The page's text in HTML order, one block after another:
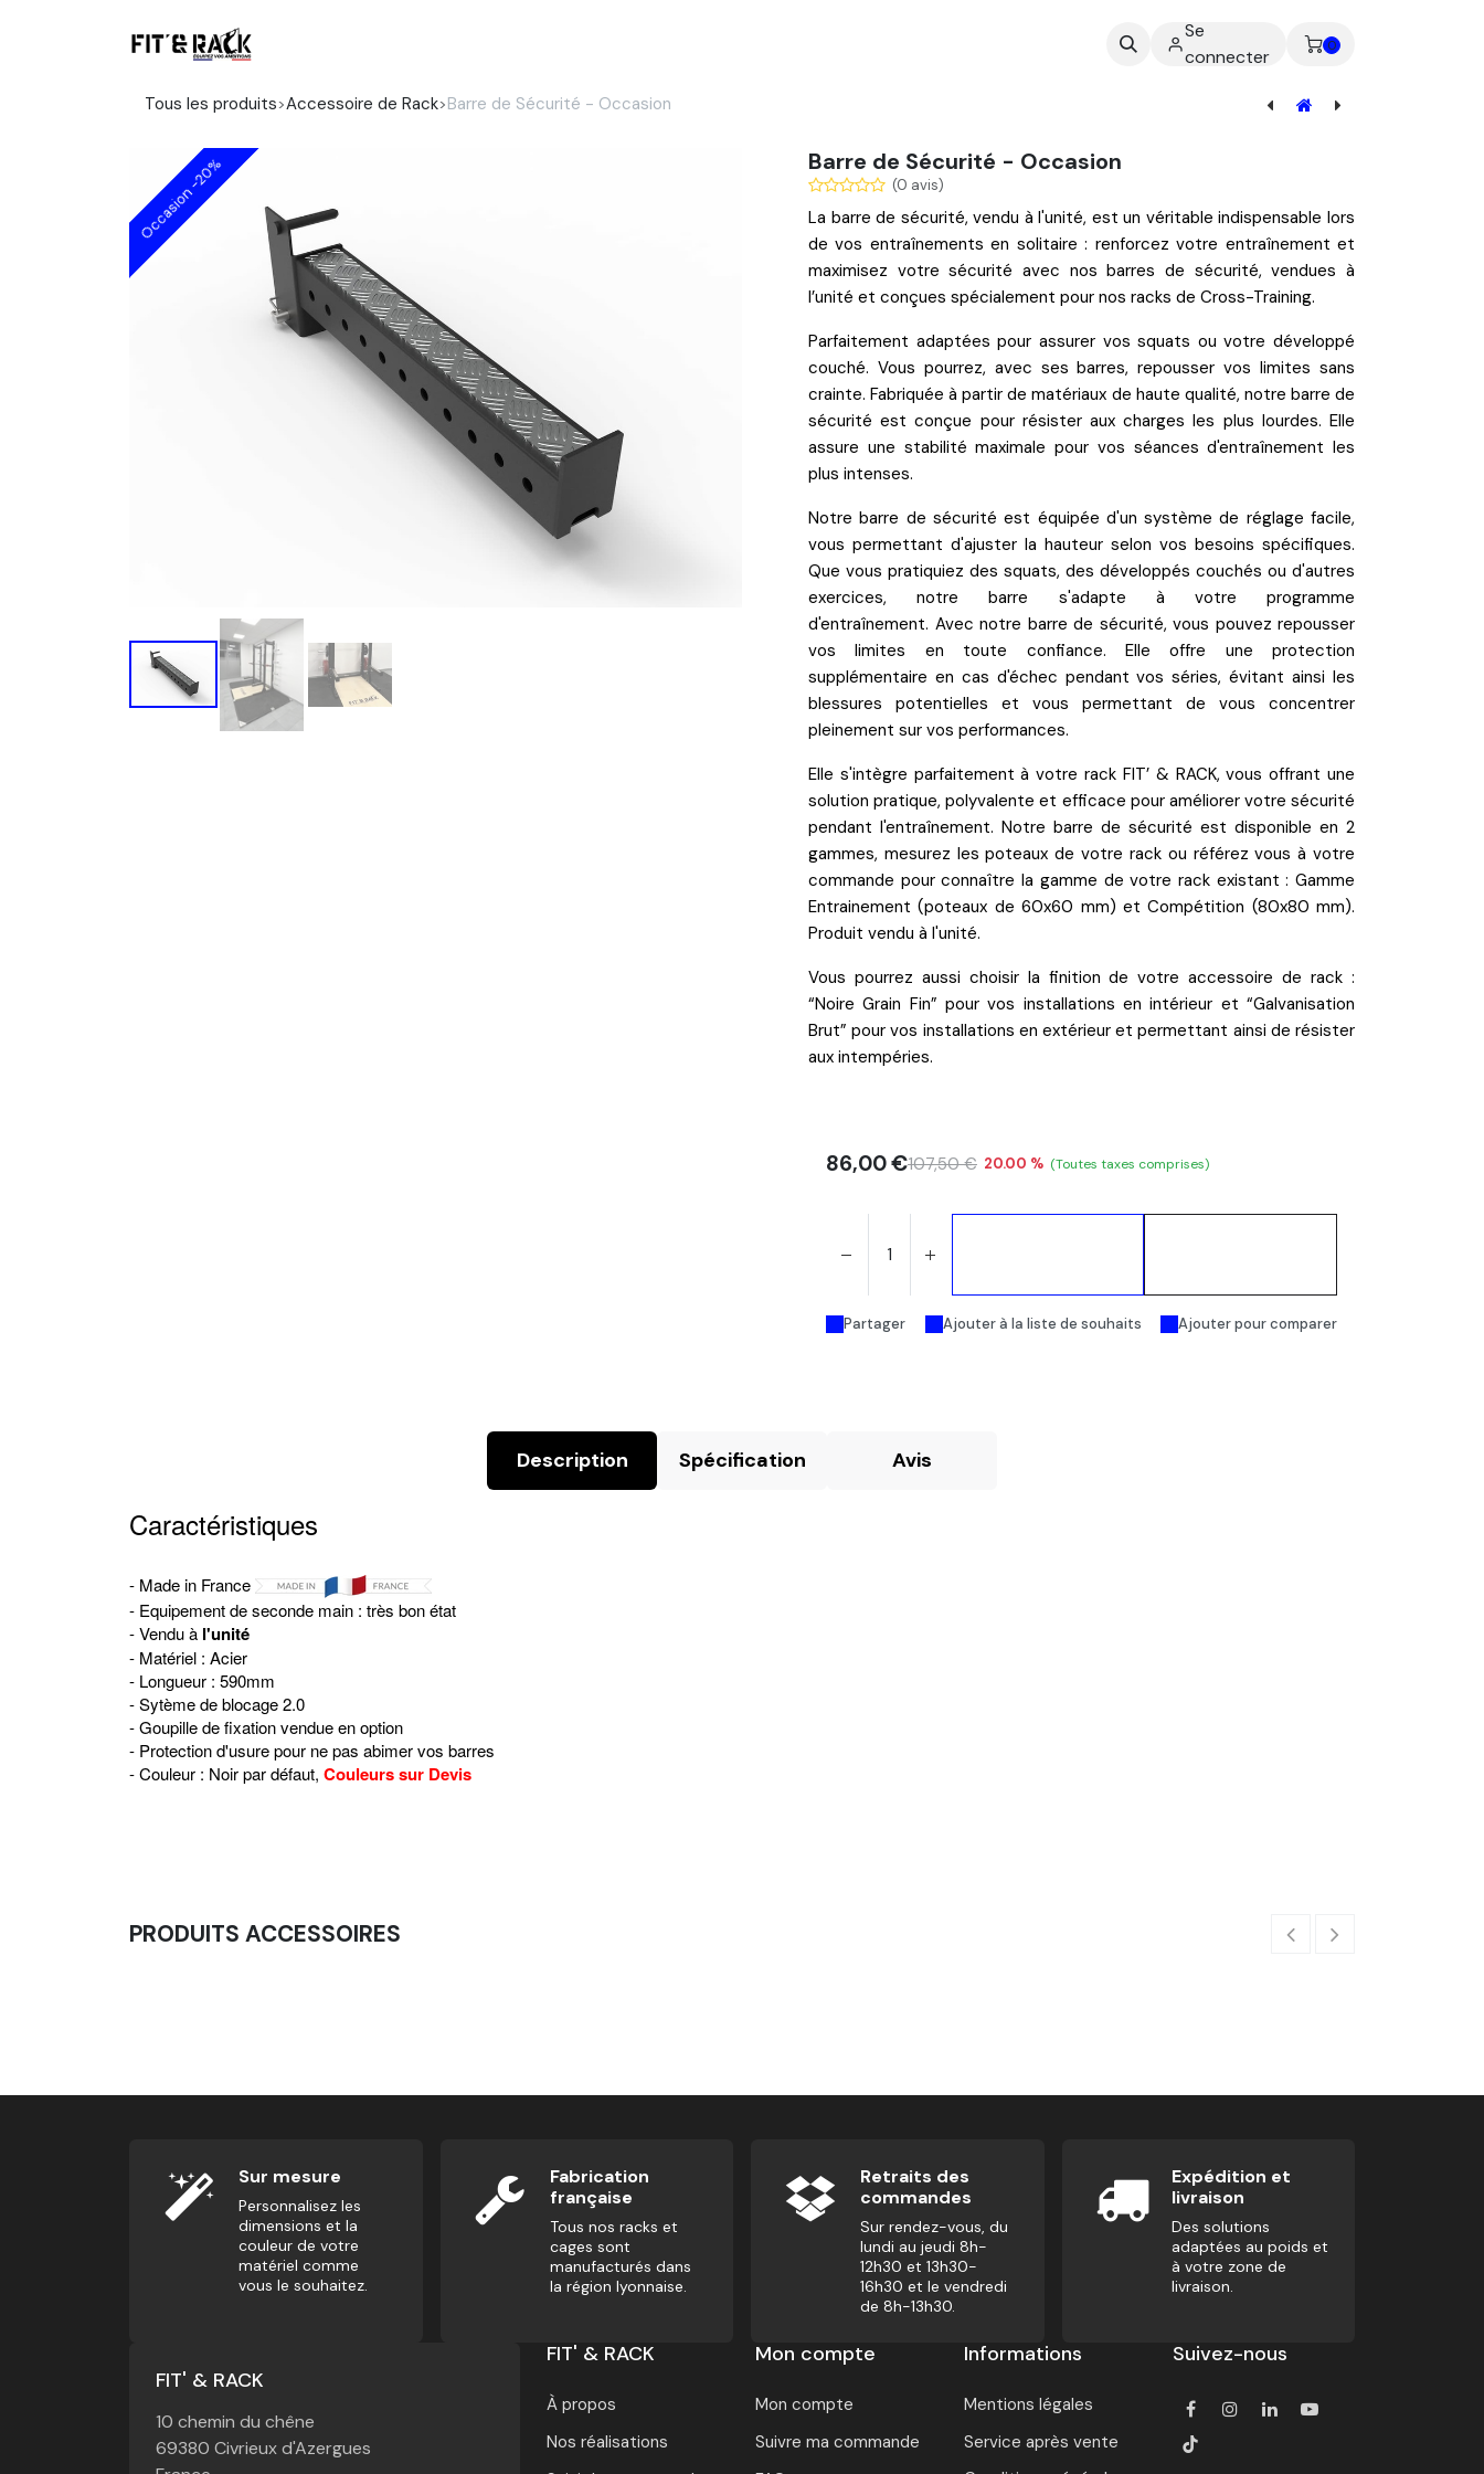
Se
connecter
0
Tous les produits Accessoire de Rack Barre de Sécurité - Occasion
Occasion -20%
Occasion -20% Barre de Sécurité - Occasion
(0 avis)
La barre de sécurité, vendu à l'unité, est un véritable indispensable lors
de vos entraînements en solitaire : renforcez votre entraînement et
maximisez votresécuritéavec nos barres de sécurité,vendues à
l’unité et conçues spécialement pour nos racks de Cross-Training.
Parfaitement adaptées pour assurer vossquats ou votre développé
couché. Vous pourrez, avec ses barres, repousser vos limites sans
crainte. Fabriquée à partir de matériaux de haute qualité, notre barre de
sécurité est conçue pour résister aux charges les plus lourdes. Elle
assure une stabilité maximale pour vos séances d'entraînement les
plus intenses.
Notre barre de sécurité est équipée d'unsystème de réglage facile,
vous permettant d'ajuster la hauteur selon vos besoins spécifiques.
Que vous pratiquiez des squats, des développés couchés ou d'autres
exercices, notre barre s'adapte à votre programme
d'entraînement. Avec notre barre de sécurité, vous pouvez repousser
vos limites en toute confiance. Elle offre une protection
supplémentaire en cas d'échec pendant vos séries, évitant ainsi les
blessures potentielles et vous permettant de vous concentrer
pleinement sur vos performances.
Elle s'intègre parfaitement à votre rack FIT’ & RACK, vous offrant une
solution pratique, polyvalente et efficace pour améliorer votre sécurité
pendant l'entraînement. Notre barre de sécurité est disponible en 2
gammes, mesurez les poteaux de votre rack ou référez vous à votre
commande pour connaître la gamme de votre rack existant : Gamme
Entrainement(poteaux de 60x60 mm) etCompétition (80x80 mm).
Produit vendu à l'unité.
Vous pourrez aussi choisir la finitionde votre accessoire de rack :
“Noire Grain Fin” pour vos installations en intérieur et “Galvanisation
Brut” pour vos installations en extérieur et permettant ainsi de résister
aux intempéries.
Ajouter pour comparer
Partager Ajouter à la liste de souhaits
86,00€107,50€ (Toutes taxes comprises)
20.00 %
Description Spécification Avis
Caractéristiques
- Made in France
- Equipement de seconde main : très bon état
- Vendu à l'unité
- Matériel : Acier
- Longueur : 590mm
- Sytème de blocage 2.0
- Goupille de fixation vendue en option
- Protection d'usure pour ne pas abimer vos barres
- Couleur : Noir par défaut, Couleurs sur Devis
PRODUITS ACCESSOIRES
Sur mesure
Personnalisez les
dimensions et la
couleur de votre
matériel comme
vous le souhaitez.
Fabrication
française
Tous nos racks et
cages sont
manufacturés dans
la région lyonnaise.
Retraits des
commandes
Sur rendez-vous, du
lundi au jeudi 8h-
12h30 et 13h30-
16h30 et le vendredi
de 8h-13h30.
Expédition et
livraison
Des solutions
adaptées au poids et
à votre zone de
livraison.
FIT' & RACK
10 chemin du chêne
69380 Civrieux d'Azergues
FIT' & RACK
À propos
Nos réalisations
Mon compte
Mon compte
Suivre ma commande
Informations
Mentions légales
Service après vente
Suivez-nous